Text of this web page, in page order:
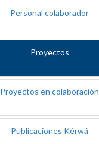
Personal colaborador
Proyectos
Proyectos en colaboración
Publicaciones Kérwá